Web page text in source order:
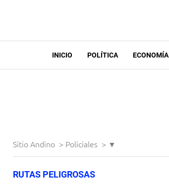
INICIO POLÍTICA ECONOMÍA
Sitio Andino > Policiales > ▼
RUTAS PELIGROSAS